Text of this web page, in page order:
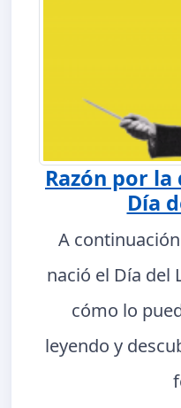
Razón por
Día
A
nació el Día del
cómo lo
leyendo y